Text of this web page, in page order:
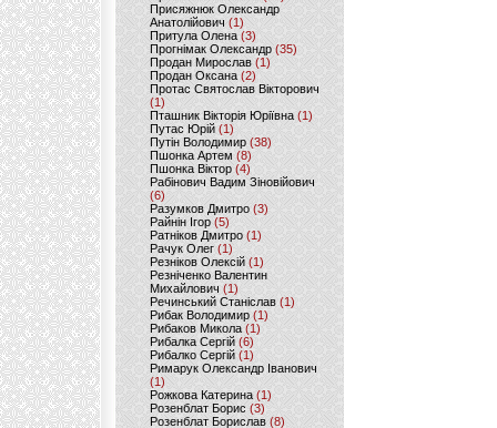
Присяжнюк Олександр
Анатолійович (1)
Притула Олена (3)
Прогнімак Олександр(35)
Продан Мирослав(1)
Продан Оксана (2)
Протас Святослав Вікторович
(1)
Пташник Вікторія Юріївна (1)
Путас Юрій (1)
Путін Володимир(38)
Пшонка Артем (8)
Пшонка Віктор(4)
Рабінович Вадим Зіновійович
(6)
Разумков Дмитро (3)
Райнін Ігор(5)
Ратніков Дмитро (1)
Рачук Олег (1)
Резніков Олексій(1)
Резніченко Валентин
Михайлович (1)
Речинський Станіслав (1)
Рибак Володимир(1)
Рибаков Микола(1)
Рибалка Сергій (6)
Рибалко Сергій (1)
Римарук Олександр Іванович
(1)
Рожкова Катерина(1)
Розенблат Борис (3)
Розенблат Борислав (8)